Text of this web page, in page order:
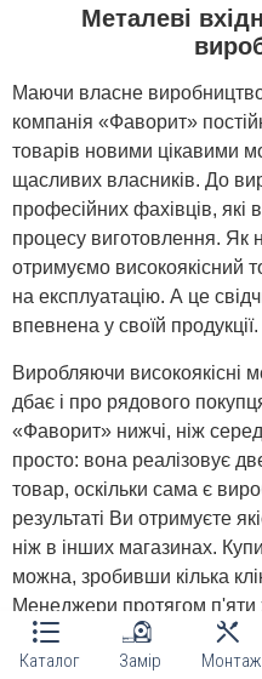
Каталог Замір Монтаж
Металеві
Маючи власне
компанія «Фаворит»
товарів новими цікавими
щасливих власників. До
професійних фахівців, які
процесу виготовлення. Як
отримуємо високоякісний
на експлуатацію. А це
впевнена у своїй продукції.
Виробляючи високоякісні
дбає і про рядового
«Фаворит» нижчі, ніж
просто: вона реалізовує
товар, оскільки сама є
результаті Ви отримуєте
ніж в інших магазинах.
можна, зробивши кілька
Менеджери протягом п'яти
уточнення деталей або
вибором. Також Ви можете